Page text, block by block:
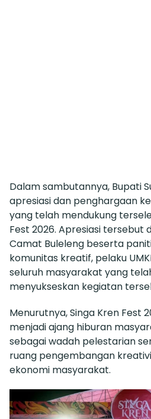
Dalam sambutannya, Bupati
apresiasi dan penghargaan
yang telah mendukung
Fest 2026. Apresiasi tersebut
Camat Buleleng beserta
komunitas kreatif, pelaku
seluruh masyarakat yang
menyukseskan kegiatan
Menurutnya, Singa Kren Fest
menjadi ajang hiburan
sebagai wadah pelestarian
ruang pengembangan
ekonomi masyarakat.